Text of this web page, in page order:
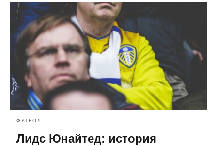
ФУТБОЛ
Лидс Юнайтед: история